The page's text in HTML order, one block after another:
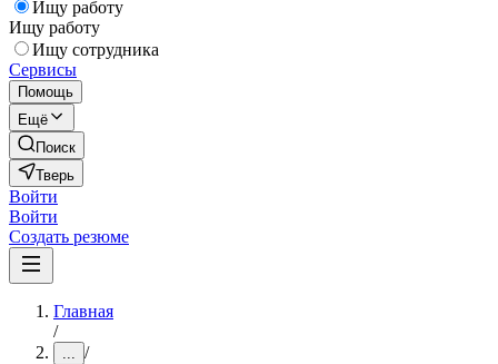
Ищу работу
Ищу работу
Ищу сотрудника
Сервисы
Помощь
Ещё
Поиск
Тверь
Войти
Войти
Создать резюме
Главная
/
... /